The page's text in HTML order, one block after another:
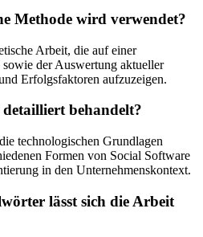
Methode wird verwendet?
Arbeit, die auf einer
der Auswertung aktueller
Erfolgsfaktoren aufzuzeigen.
behandelt?
technologischen Grundlagen
Formen von Social Software
in den Unternehmenskontext.
lässt sich die Arbeit